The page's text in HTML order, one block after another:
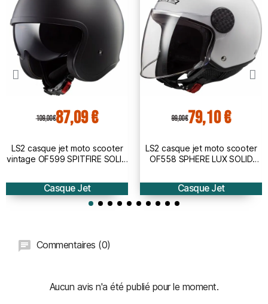
109,00 €87,09 €
LS2 casque jet moto scooter
vintage OF599 SPITFIRE SOLID
Casque Jet
99,00 €79,10 €
LS2 casque jet moto scooter
OF558 SPHERE LUX SOLID
Casque Jet
Commentaires (0)
Aucun avis n'a été publié pour le moment.